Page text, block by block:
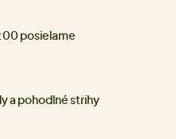
posielame
a pohodlné strihy